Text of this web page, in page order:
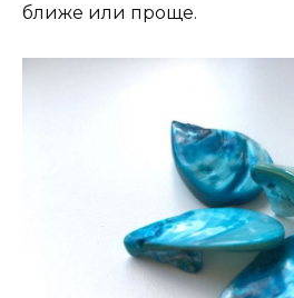
ближе или проще.